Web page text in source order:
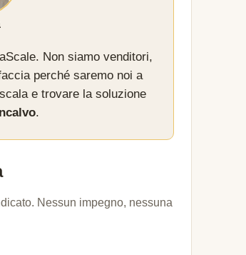
Non siamo venditori,
perché saremo noi a
e trovare la soluzione
.
Nessun impegno, nessuna